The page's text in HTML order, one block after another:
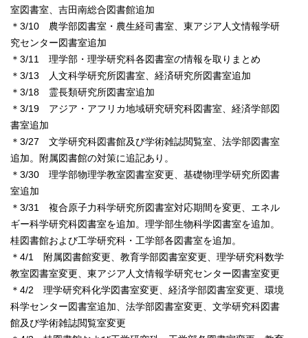
室図書室、吉田南総合図書館追加
＊3/10 農学部図書室・農生経司書室、東アジア人文情報学研
究センター図書室追加
＊3/11 理学部・理学研究科各図書室の情報を取りまとめ
＊3/13 人文科学研究所図書室、経済研究所図書室追加
＊3/18 霊長類研究所図書室追加
＊3/19 アジア・アフリカ地域研究研究科図書室、経済学部図
書室追加
＊3/27 文学研究科図書館及び学術雑誌閲覧室、法学部図書室
追加。附属図書館の対策に追記あり。
＊3/30 理学部物理学教室図書室変更、基礎物理学研究所図書
室追加
＊3/31 複合原子力科学研究所図書室対応期間を変更、エネル
ギー科学研究科図書室を追加。理学部生物科学図書室を追加。
桂図書館および工学研究科・工学部各図書室を追加。
＊4/1 附属図書館変更、教育学部図書室変更、理学研究科数学
教室図書室変更、東アジア人文情報学研究センター図書室変更
＊4/2 理学研究科化学図書室変更、経済学部図書室変更、環境
科学センター図書室追加、法学部図書室変更、文学研究科図書
館及び学術雑誌閲覧室変更